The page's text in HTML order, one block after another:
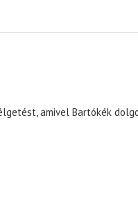
amivel Bartókék